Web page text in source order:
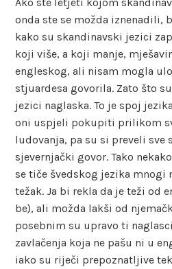
onda ste se možda iznenadili,
kako su skandinavski jezici
koji više, a koji manje,
engleskog, ali nisam mogla
stjuardesa govorila. Zato što
jezici naglaska. To je spoj
oni uspjeli pokupiti prilikom
ludovanja, pa su si preveli sve
sjevernjački govor. Tako
se tiče švedskog jezika
težak. Ja bi rekla da je teži od
be), ali možda lakši od
posebnim su upravo ti
zavlačenja koja ne pašu ni u
iako su riječi prepoznatljive